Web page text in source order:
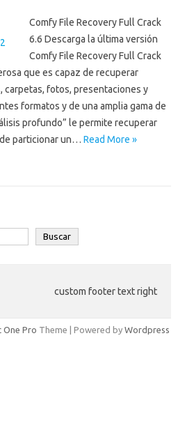
Comfy File Recovery Full Crack
6.6 Descarga la última versión
Comfy File Recovery Full Crack
que es capaz de recuperar
carpetas, fotos, presentaciones y
formatos y de una amplia gama de
profundo” le permite recuperar
particionar un… Read More »
Buscar
custom footer text right
One Pro Theme | Powered by Wordpress